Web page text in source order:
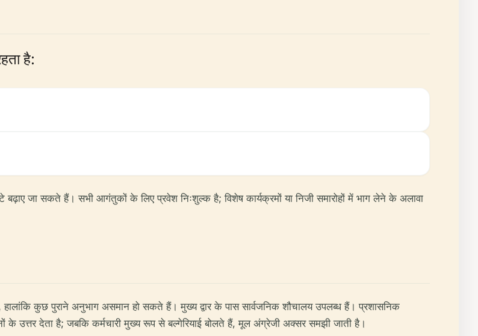
है:
जा सकते हैं। सभी आगंतुकों के लिए प्रवेश निःशुल्क है; विशेष कार्यक्रमों या निजी समारोहों में भाग लेने के अलावा
कुछ पुराने अनुभाग असमान हो सकते हैं। मुख्य द्वार के पास सार्वजनिक शौचालय उपलब्ध हैं। प्रशासनिक
के उत्तर देता है; जबकि कर्मचारी मुख्य रूप से बल्गेरियाई बोलते हैं, मूल अंग्रेजी अक्सर समझी जाती है।